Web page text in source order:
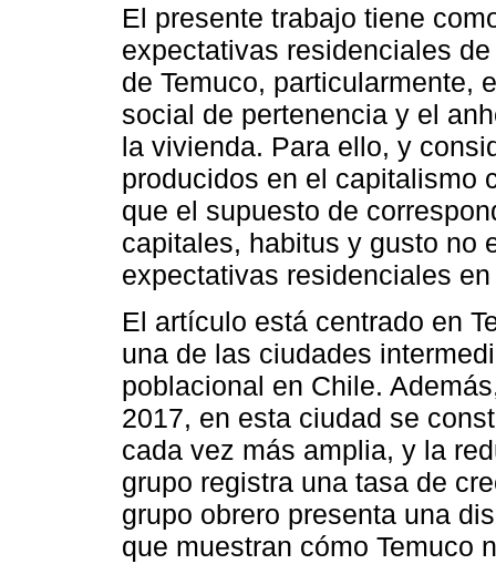
El presente trabajo tiene
expectativas residenciales
de Temuco, particularmente,
social de pertenencia y el
la vivienda. Para ello, y
producidos en el capitalismo
que el supuesto de
capitales, habitus y gusto no
expectativas residenciales
El artículo está centrado en
una de las ciudades
poblacional en Chile.
2017, en esta ciudad se
cada vez más amplia, y la
grupo registra una tasa de
grupo obrero presenta una
que muestran cómo Temuco